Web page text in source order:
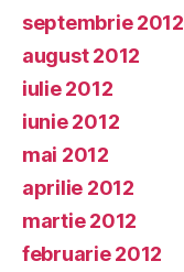
septembrie 2012
august 2012
iulie 2012
iunie 2012
mai 2012
aprilie 2012
martie 2012
februarie 2012